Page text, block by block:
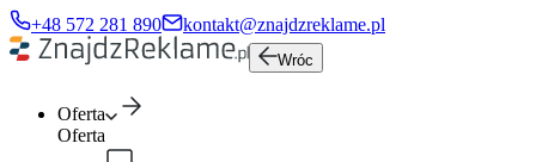
+48 572 281 890 kontakt@znajdzreklame.pl
Wróc
Oferta
Oferta